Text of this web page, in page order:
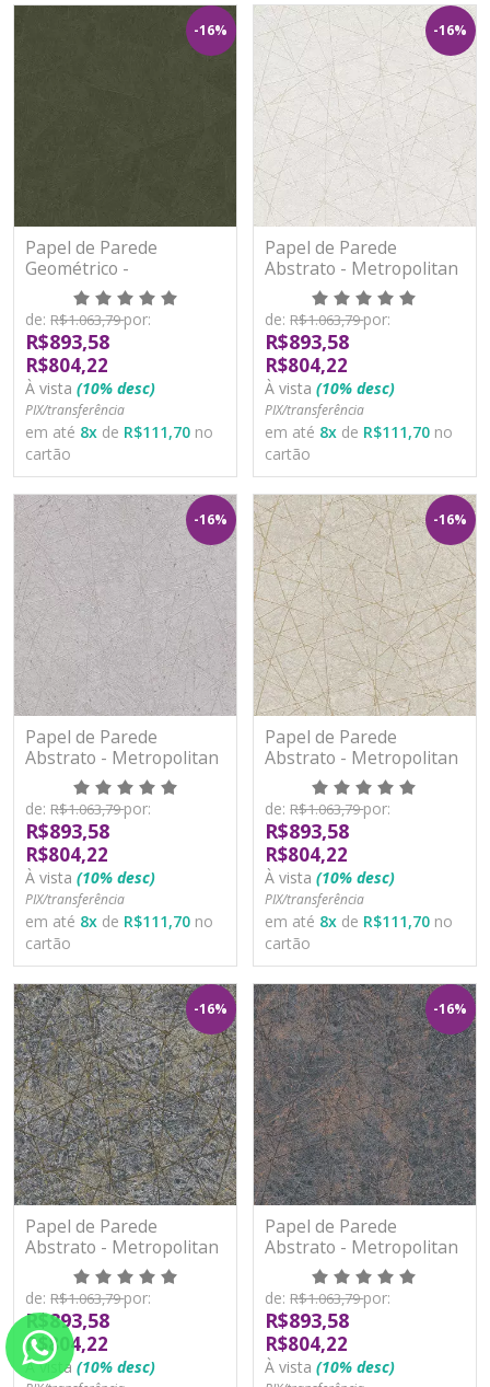
-16%
Papel de Parede
Geométrico -
Metropolitan Stories 3 -
AS391295 - Vinílico
de: R$1.063,79por:
R$893,58
R$804,22
À vista (10% desc)
PIX/transferência
em até 8x de R$111,70 no
cartão
-16%
Papel de Parede
Abstrato - Metropolitan
Stories 3 - AS391771 -
Vinílico
de: R$1.063,79por:
R$893,58
R$804,22
À vista (10% desc)
PIX/transferência
em até 8x de R$111,70 no
cartão
-16%
Papel de Parede
Abstrato - Metropolitan
Stories 3 - AS391772 -
Vinílico
de: R$1.063,79por:
R$893,58
R$804,22
À vista (10% desc)
PIX/transferência
em até 8x de R$111,70 no
cartão
-16%
Papel de Parede
Abstrato - Metropolitan
Stories 3 - AS391773 -
Vinílico
de: R$1.063,79por:
R$893,58
R$804,22
À vista (10% desc)
PIX/transferência
em até 8x de R$111,70 no
cartão
-16%
Papel de Parede
Abstrato - Metropolitan
Stories 3 - AS391774 -
Vinílico
de: R$1.063,79por:
R$893,58
R$804,22
À vista (10% desc)
-16%
Papel de Parede
Abstrato - Metropolitan
Stories 3 - AS391775 -
Vinílico
de: R$1.063,79por:
R$893,58
R$804,22
À vista (10% desc)